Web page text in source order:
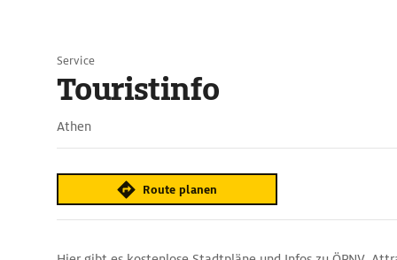
Service
Touristinfo
Athen
Route planen